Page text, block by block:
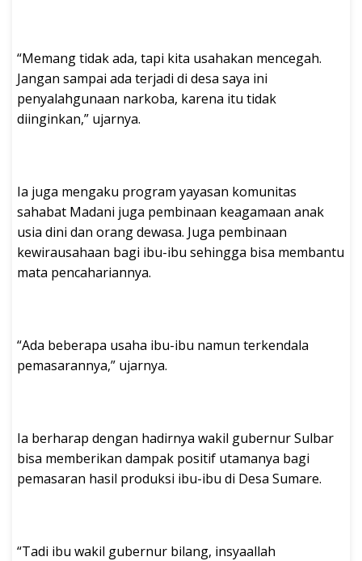
“Memang tidak ada, tapi kita usahakan mencegah.
Jangan sampai ada terjadi di desa saya ini
penyalahgunaan narkoba, karena itu tidak
diinginkan,” ujarnya.
Ia juga mengaku program yayasan komunitas
sahabat Madani juga pembinaan keagamaan anak
usia dini dan orang dewasa. Juga pembinaan
kewirausahaan bagi ibu-ibu sehingga bisa membantu
mata pencahariannya.
“Ada beberapa usaha ibu-ibu namun terkendala
pemasarannya,” ujarnya.
Ia berharap dengan hadirnya wakil gubernur Sulbar
bisa memberikan dampak positif utamanya bagi
pemasaran hasil produksi ibu-ibu di Desa Sumare.
“Tadi ibu wakil gubernur bilang, insyaallah